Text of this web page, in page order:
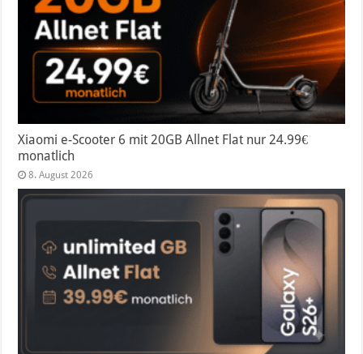
Xiaomi e-Scooter 6 mit 20GB Allnet Flat nur 24.99€
monatlich
8. August 2026